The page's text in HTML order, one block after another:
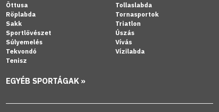
Öttusa
Röplabda
Sakk
Sportlövészet
Súlyemelés
Tekvondó
Tenisz
Tollaslabda
Tornasportok
Triatlon
Úszás
Vívás
Vízilabda
EGYÉB SPORTÁGAK »